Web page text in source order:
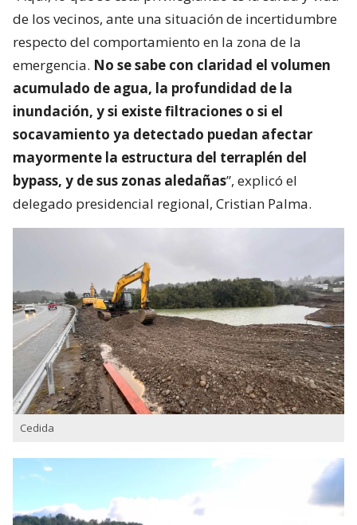
de los vecinos, ante una situación de incertidumbre
respecto del comportamiento en la zona de la
emergencia. No se sabe con claridad el volumen
acumulado de agua, la profundidad de la
inundación, y si existe filtraciones o si el
socavamiento ya detectado puedan afectar
mayormente la estructura del terraplén del
bypass, y de sus zonas aledañas”, explicó el
delegado presidencial regional, Cristian Palma.
Cedida